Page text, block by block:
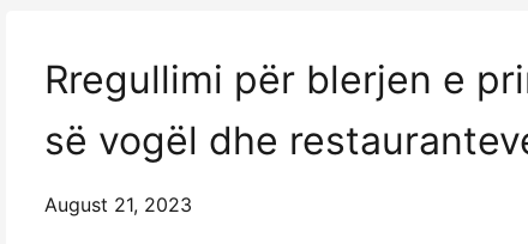
Rregullimi për blerjen e
së vogël dhe
August 21, 2023